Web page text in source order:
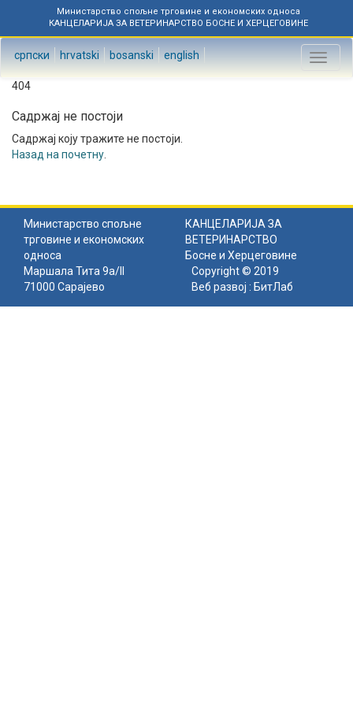
Министарство спољне трговине и економских односа
КАНЦЕЛАРИЈА ЗА ВЕТЕРИНАРСТВО БОСНЕ И ХЕРЦЕГОВИНЕ
српски hrvatski bosanski english
Toggle
404
Садржај не постоји
Садржај коју тражите не постоји.
Назад на почетну
Министарство спољне
трговине и економских
односа
КАНЦЕЛАРИЈА ЗА
ВЕТЕРИНАРСТВО
Босне и Херцеговине
Маршала Тита 9а/II
71000 Сарајево
Copyright © 2019
Веб развој : БитЛаб